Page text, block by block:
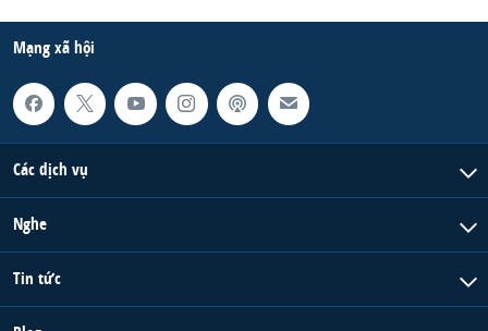
Mạng xã hội
Các dịch vụ
Nghe
Tin tức